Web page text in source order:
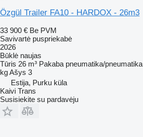
Özgül Trailer FA10 - HARDOX - 26m3
33 900 € Be PVM
Savivartė puspriekabė
2026
Būklė naujas
Tūris 26 m³ Pakaba pneumatika/pneumatika
kgAšys 3
Estija, Purku küla
Kaivi Trans
Susisiekite su pardavėju